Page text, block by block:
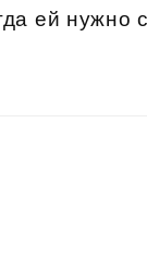
ей нужно